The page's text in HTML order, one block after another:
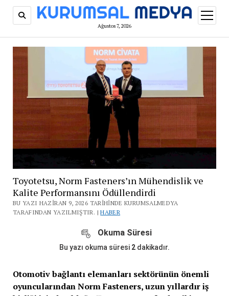
Ağustos 7, 2026
aç
Toyotetsu, Norm Fasteners’ın Mühendislik ve
Kalite Performansını Ödüllendirdi
BU YAZI HAZIRAN 9, 2026 TARIHINDE KURUMSALMEDYA
TARAFINDAN YAZILMIŞTIR. |HABER
Okuma Süresi
Bu yazı okuma süresi 2 dakikadır.
Otomotiv bağlantı elemanları sektörünün önemli
oyuncularından Norm Fasteners, uzun yıllardır iş